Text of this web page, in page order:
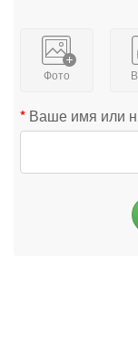
Фото
Ваше имя или